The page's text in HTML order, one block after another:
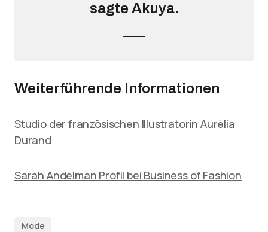
sagte Akuya.
Weiterführende Informationen
Studio der französischen Illustratorin Aurélia
Durand
Sarah Andelman Profil bei Business of Fashion
Mode